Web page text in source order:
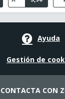
Ayuda
Gestión de
CONTACTA CON